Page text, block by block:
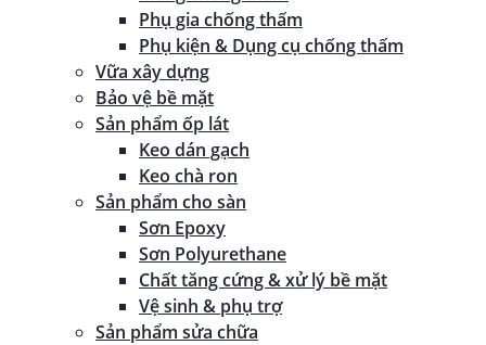
Phụ gia chống thấm
Phụ kiện & Dụng cụ chống thấm
Vữa xây dựng
Bảo vệ bề mặt
Sản phẩm ốp lát
Keo dán gạch
Keo chà ron
Sản phẩm cho sàn
Sơn Epoxy
Sơn Polyurethane
Chất tăng cứng & xử lý bề mặt
Vệ sinh & phụ trợ
Sản phẩm sửa chữa